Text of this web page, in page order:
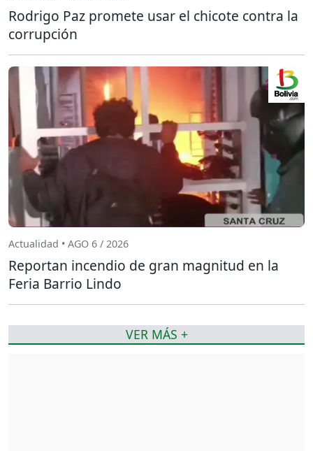
Rodrigo Paz promete usar el chicote contra la
corrupción
Actualidad • AGO 6 / 2026
Reportan incendio de gran magnitud en la
Feria Barrio Lindo
VER MÁS +